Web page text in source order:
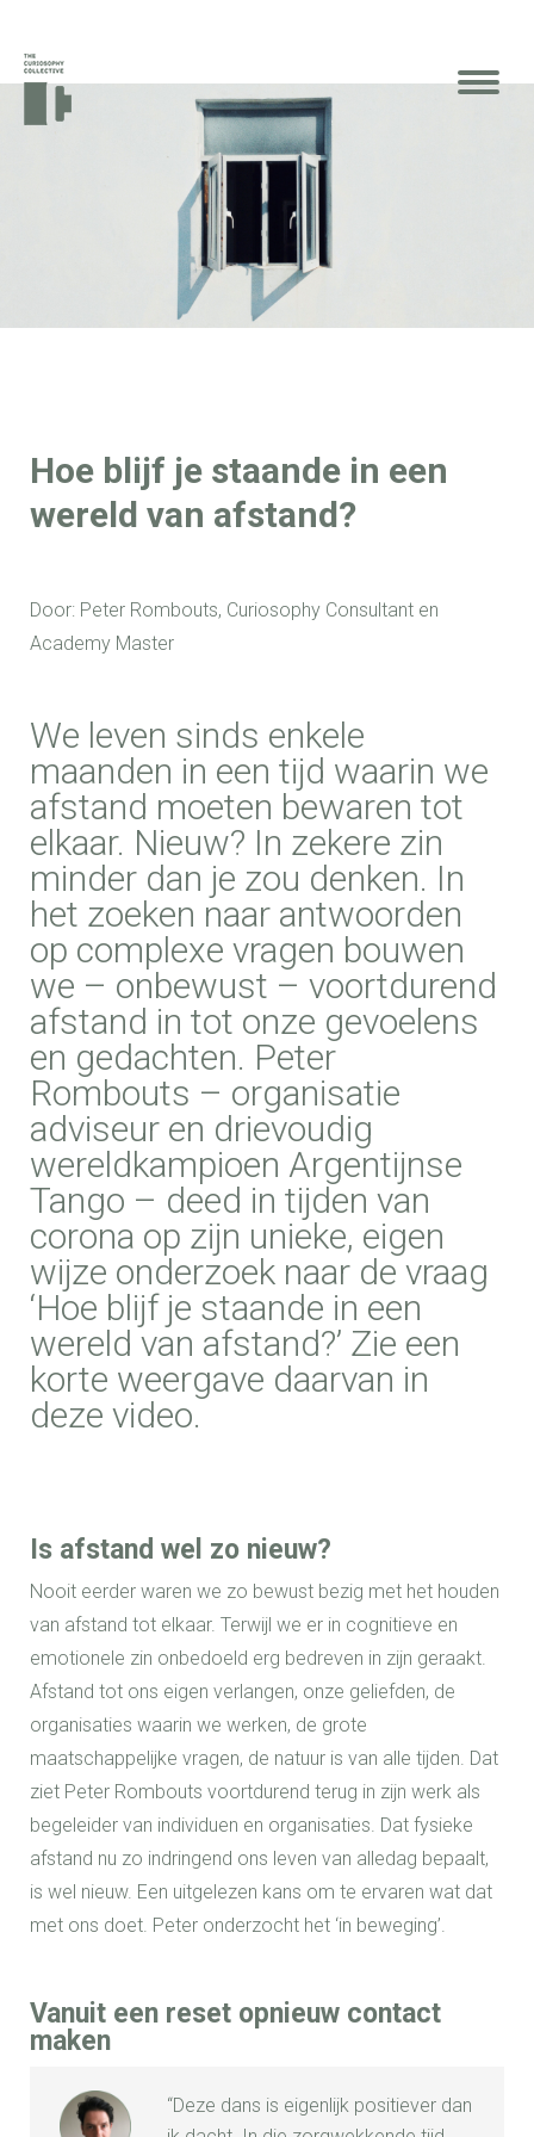
Hoe blijf je staande in een
wereld van afstand?
Door: Peter Rombouts, Curiosophy Consultant en
Academy Master
We leven sinds enkele
maanden in een tijd waarin we
afstand moeten bewaren tot
elkaar. Nieuw? In zekere zin
minder dan je zou denken. In
het zoeken naar antwoorden
op complexe vragen bouwen
we – onbewust – voortdurend
afstand in tot onze gevoelens
en gedachten. Peter
Rombouts – organisatie
adviseur en drievoudig
wereldkampioen Argentijnse
Tango – deed in tijden van
corona op zijn unieke, eigen
wijze onderzoek naar de vraag
‘Hoe blijf je staande in een
wereld van afstand?’ Zie een
korte weergave daarvan in
deze video.
Is afstand wel zo nieuw?
Nooit eerder waren we zo bewust bezig met het houden
van afstand tot elkaar. Terwijl we er in cognitieve en
emotionele zin onbedoeld erg bedreven in zijn geraakt.
Afstand tot ons eigen verlangen, onze geliefden, de
organisaties waarin we werken, de grote
maatschappelijke vragen, de natuur is van alle tijden. Dat
ziet Peter Rombouts voortdurend terug in zijn werk als
begeleider van individuen en organisaties. Dat fysieke
afstand nu zo indringend ons leven van alledag bepaalt,
is wel nieuw. Een uitgelezen kans om te ervaren wat dat
met ons doet. Peter onderzocht het ‘in beweging’.
Vanuit een reset opnieuw contact
maken
“Deze dans is eigenlijk positiever dan